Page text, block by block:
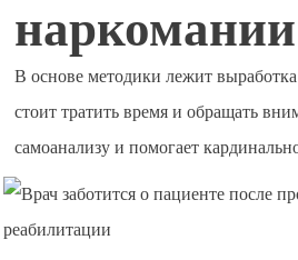
наркомании
В основе методики лежит
стоит тратить время и обращать
самоанализу и помогает